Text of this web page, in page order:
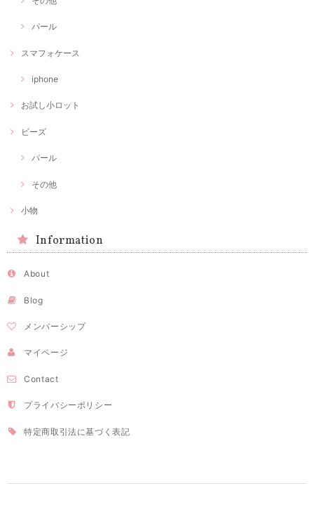
パール
スマフォケース
iphone
お試し小ロット
ビーズ
パール
その他
小物
Information
About
Blog
メンバーシップ
マイページ
Contact
プライバシーポリシー
特定商取引法に基づく表記